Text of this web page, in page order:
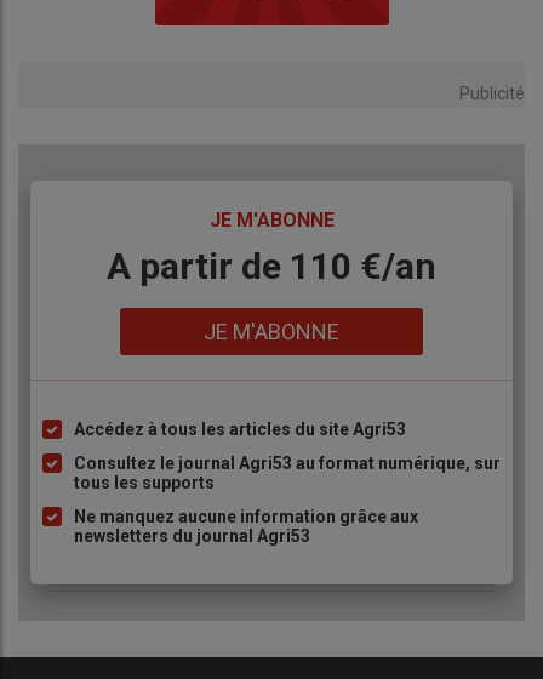
Publicité
JE M'ABONNE
BodyA partir de 110 €/an
JE M'ABONNE
Liste
à
puce
Accédez à tous les articles du site Agri53
Consultez le journal Agri53 au format numérique, sur
tous les supports
Ne manquez aucune information grâce aux
newsletters du journal Agri53